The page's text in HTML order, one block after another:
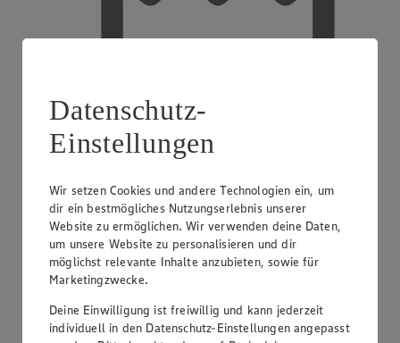
Einkaufsgutscheine
Datenschutz-
Einstellungen
Wir setzen Cookies und andere Technologien ein, um
dir ein bestmögliches Nutzungserlebnis unserer
Website zu ermöglichen. Wir verwenden deine Daten,
um unsere Website zu personalisieren und dir
möglichst relevante Inhalte anzubieten, sowie für
Marketingzwecke.
Deine Einwilligung ist freiwillig und kann jederzeit
individuell in den Datenschutz-Einstellungen angepasst